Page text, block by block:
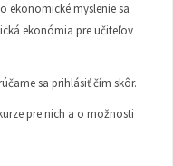
ekonomické myslenie sa
ekonómia pre učiteľov
sa prihlásiť čím skôr.
pre nich a o možnosti